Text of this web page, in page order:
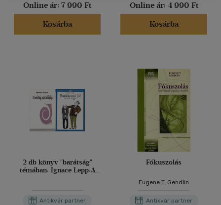
(86)
Online ár: 7 990 Ft
Kosárba
Online ár: 4 990 Ft
Kosárba
2 db könyv "barátság"
témában: Ignace Lepp:A
Antikvár partner
Fókuszolás
Eugene T. Gendlin
Antikvár partner